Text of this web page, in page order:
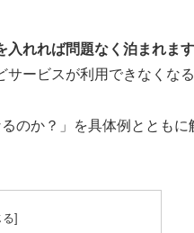
入れれば問題なく泊まれます
ービスが利用できなくな
のか？」を具体例とともに